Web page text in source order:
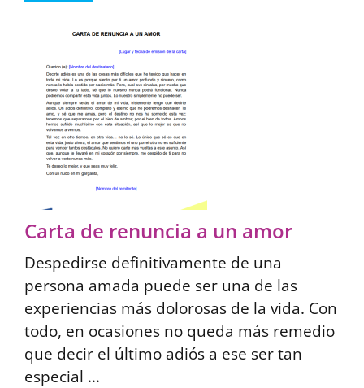
Carta de renuncia a un amor
Despedirse definitivamente de una
persona amada puede ser una de las
experiencias más dolorosas de la vida. Con
todo, en ocasiones no queda más remedio
que decir el último adiós a ese ser tan
especial ...